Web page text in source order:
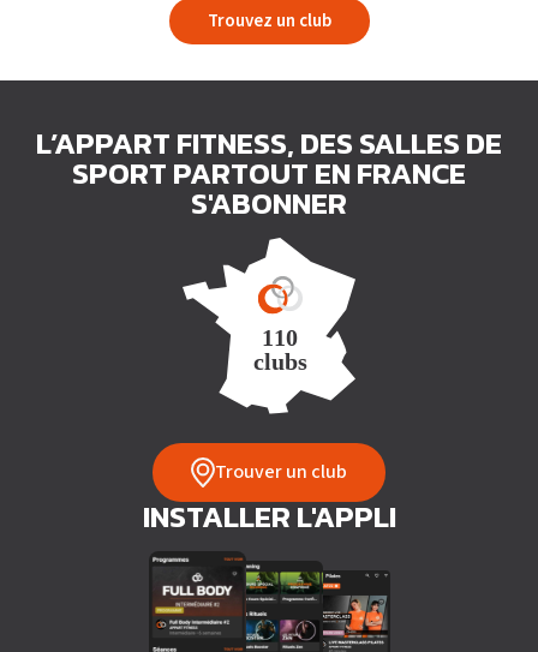
Trouvez un club
L’APPART FITNESS, DES SALLES DE
SPORT PARTOUT EN FRANCE
S'ABONNER
Trouver un club
INSTALLER L'APPLI